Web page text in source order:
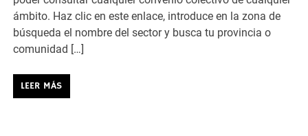
ámbito. Haz clic en este enlace, introduce en la zona de
búsqueda el nombre del sector y busca tu provincia o
comunidad […]
LEER MÁS